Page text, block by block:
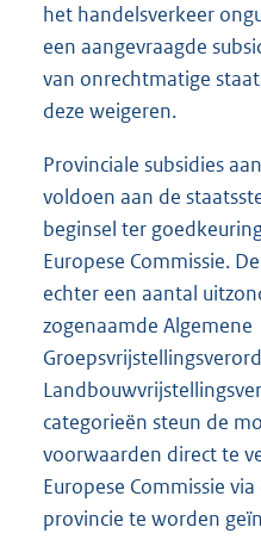
het handelsverkeer
een aangevraagde
van onrechtmatige
deze weigeren.
Provinciale subsidies
voldoen aan de
beginsel ter
Europese Commissie.
echter een aantal
zogenaamde Algemene
categorieën steun de
voorwaarden direct te
Europese Commissie
provincie te worden